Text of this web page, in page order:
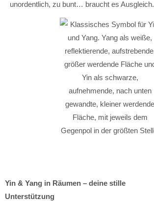
unordentlich, zu bunt… braucht es Ausgleich.
Yin & Yang in Räumen – deine stille
Unterstützung